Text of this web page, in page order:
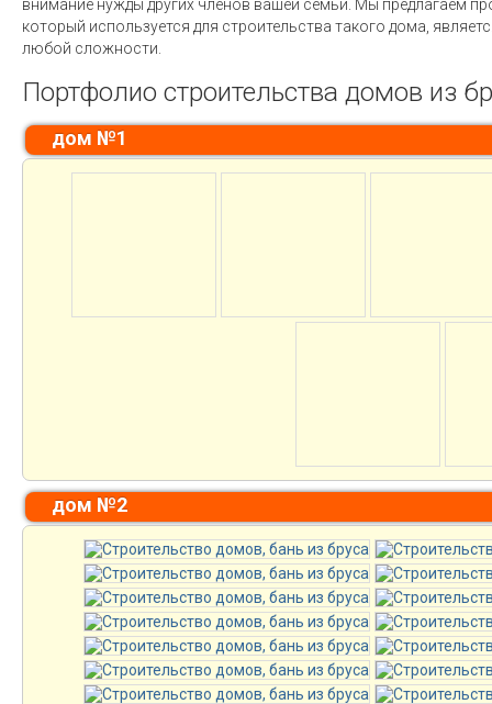
внимание нужды других членов вашей семьи. Мы предлагаем
который используется для строительства такого дома,
любой сложности.
Портфолио строительства домов из
дом №1
дом №2